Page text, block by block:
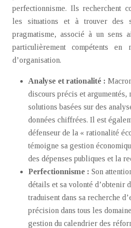
perfectionnisme. Ils recherchent
les situations et à trouver des
pragmatisme, associé à un sens
particulièrement compétents
d’organisation.
Analyse et rationalité :
discours précis et argumentés,
solutions basées sur des
données chiffrées. Il est
défenseur de la « rationalité
témoigne sa gestion
des dépenses publiques et la
Perfectionnisme : Son
détails et sa volonté d’obtenir
traduisent dans sa recherche
précision dans tous les
gestion du calendrier des